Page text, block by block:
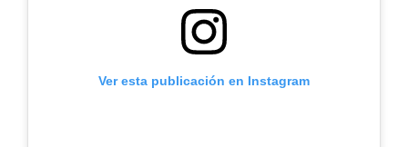
Ver esta publicación en Instagram